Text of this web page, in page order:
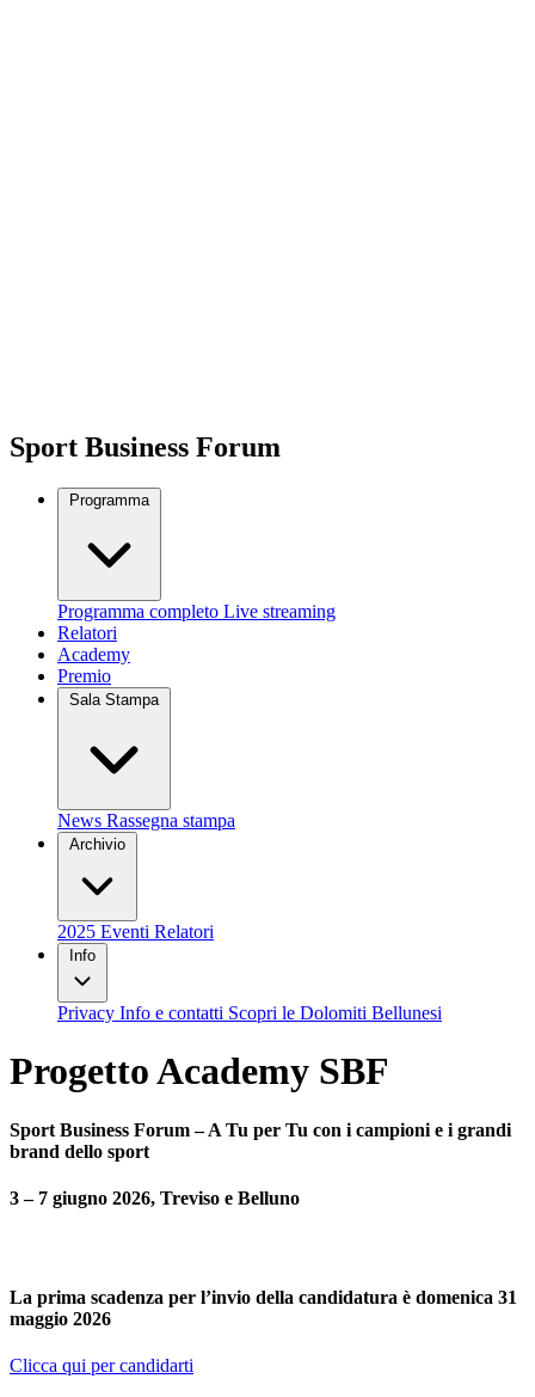
Sport Business Forum
Programma
Programma completo Live streaming
Relatori
Academy
Premio
Sala Stampa
News Rassegna stampa
Archivio
2025 Eventi Relatori
Info
Privacy Info e contatti Scopri le Dolomiti Bellunesi
Progetto Academy SBF
Sport Business Forum – A Tu per Tu con i campioni e i grandi
brand dello sport
3 – 7 giugno 2026, Treviso e Belluno
La prima scadenza per l’invio della candidatura è domenica 31
maggio 2026
Clicca qui per candidarti